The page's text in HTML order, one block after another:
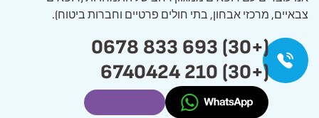
צבאיים, מרכזי אבחון, בתי חולים פרטיים וחברות ביטוח).
(+30) 693 833 0678
(+30) 210 6740424